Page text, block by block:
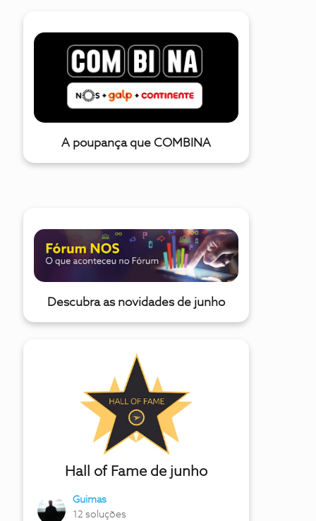
não tem técnicos que os contrate e forme. Se não pode
garantir um serviço de qualidade que não aceite mais
clientes. Parece me simples. Sou cliente desde Abril e já
solicitei a desactivação do serviço. Irei até as últimas
A poupança que COMBINA
Descubra as novidades de junho
Hall of Fame de junho
Guimas
12 soluções